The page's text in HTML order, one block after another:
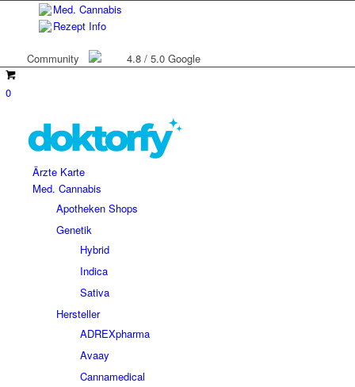
Med. Cannabis
Rezept Info
Community 4.8 / 5.0 Google
0
Ärzte Karte
Med. Cannabis
Apotheken Shops
Genetik
Hybrid
Indica
Sativa
Hersteller
ADREXpharma
Avaay
Cannamedical